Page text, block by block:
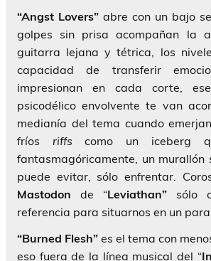
“Angst Lovers” abre con un bajo
golpes sin prisa acompañan la
guitarra lejana y tétrica, los
capacidad de transferir
impresionan en cada corte,
psicodélico envolvente te van
medianía del tema cuando
fríos riffs como un iceberg
fantasmagóricamente, un murallón
puede evitar, sólo enfrentar.
Mastodon de “Leviathan” sólo
referencia para situarnos en un
“Burned Flesh” es el tema con
eso fuera de la línea musical del “